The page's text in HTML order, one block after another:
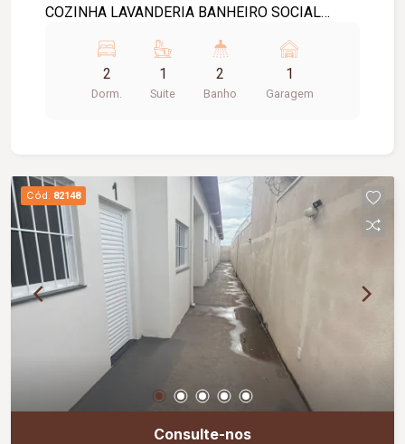
COZINHA LAVANDERIA BANHEIRO SOCIAL
2
Dorm.
1
Suite
2
Banho
1
Garagem
Cód. 82148
Consulte-nos